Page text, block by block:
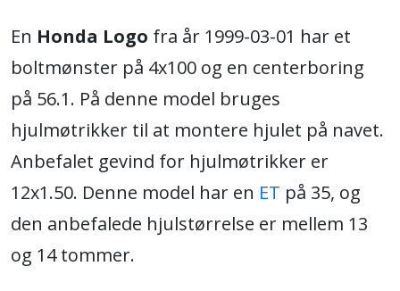
En Honda Logo fra år 1999-03-01 har et
boltmønster på 4x100 og en centerboring
på 56.1. På denne model bruges
hjulmøtrikker til at montere hjulet på navet.
Anbefalet gevind for hjulmøtrikker er
12x1.50. Denne model har en ET på 35, og
den anbefalede hjulstørrelse er mellem 13
og 14 tommer.